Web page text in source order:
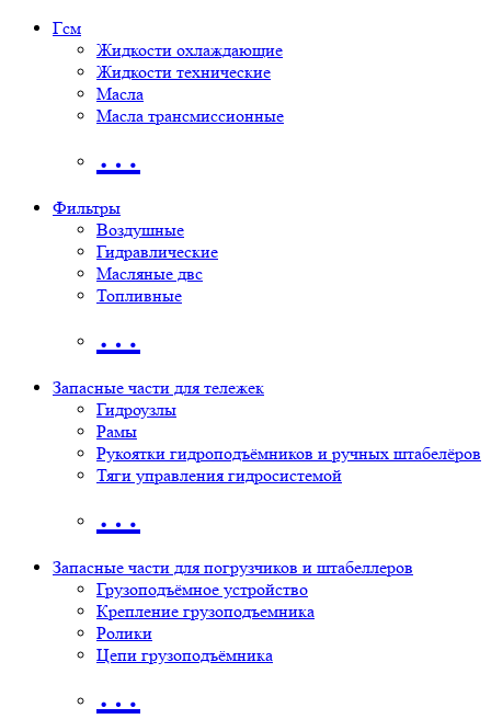
Гсм
Жидкости охлаждающие
Жидкости технические
Масла
Масла трансмиссионные
…
Фильтры
Воздушные
Гидравлические
Масляные двс
Топливные
…
Запасные части для тележек
Гидроузлы
Рамы
Рукоятки гидроподъёмников и ручных штабелёров
Тяги управления гидросистемой
…
Запасные части для погрузчиков и штабеллеров
Грузоподъёмное устройство
Крепление грузоподъемника
Ролики
Цепи грузоподъёмника
…